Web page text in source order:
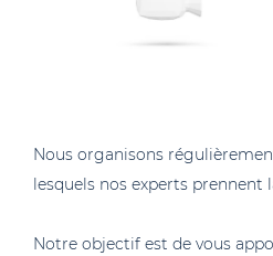
Nous organisons
lesquels nos experts prennent
Notre objectif est de vous